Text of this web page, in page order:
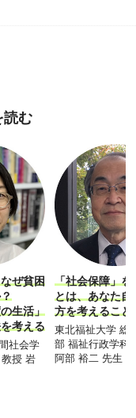
読む
ぜ貧困
生活」
考える
社会学
授 岩
「社会保障」を
とは、あなた自
方を考えること
東北福祉大学 総
部 福祉行政学科
阿部 裕二 先生